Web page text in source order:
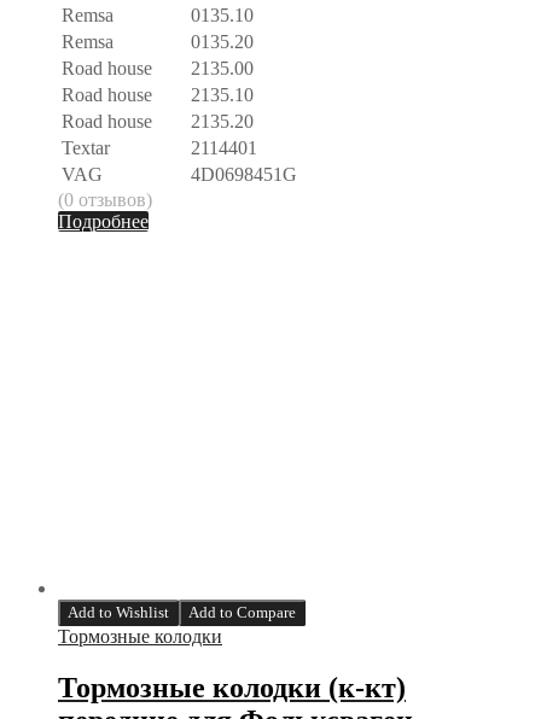
Remsa
0135.10
Remsa
0135.20
Road house
2135.00
Road house
2135.10
Road house
2135.20
Textar
2114401
VAG
4D0698451G
(0 отзывов)
Подробнее
Add to Wishlist Add to Compare
Тормозные колодки
Тормозные колодки (к-кт)